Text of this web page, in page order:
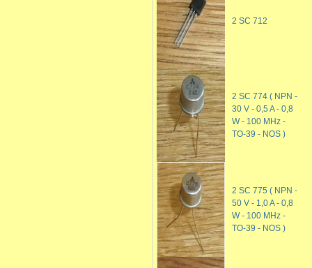
2 SC 712
2 SC 774 ( NPN -
30 V - 0,5 A - 0,8
W - 100 MHz -
TO-39 - NOS )
2 SC 775 ( NPN -
50 V - 1,0 A - 0,8
W - 100 MHz -
TO-39 - NOS )